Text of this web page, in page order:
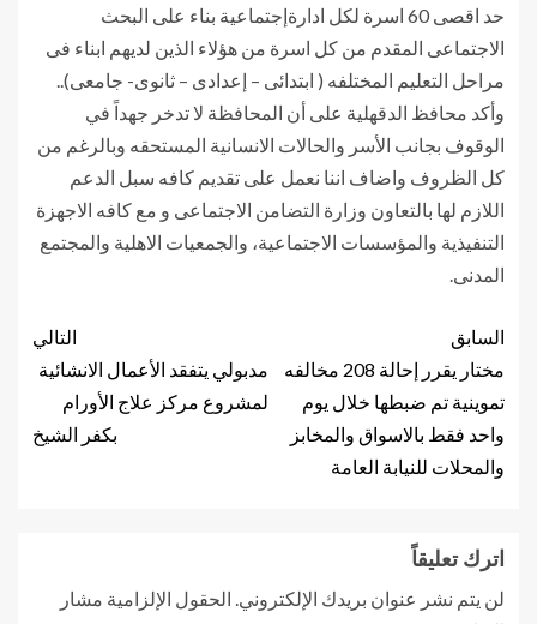
حد اقصى 60 اسرة لكل ادارةإجتماعية بناء على البحث
الاجتماعى المقدم من كل اسرة من هؤلاء الذين لديهم ابناء فى
مراحل التعليم المختلفه ( ابتدائى – إعدادى – ثانوى- جامعى)..
وأكد محافظ الدقهلية على أن المحافظة لا تدخر جهداً في
الوقوف بجانب الأسر والحالات الانسانية المستحقه وبالرغم من
كل الظروف واضاف اننا نعمل على تقديم كافه سبل الدعم
اللازم لها بالتعاون وزارة التضامن الاجتماعى و مع كافه الاجهزة
التنفيذية والمؤسسات الاجتماعية، والجمعيات الاهلية والمجتمع
المدنى.
السابق
مختار يقرر إحالة 208 مخالفه
تموينية تم ضبطها خلال يوم
واحد فقط بالاسواق والمخابز
والمحلات للنيابة العامة
التالي
مدبولي يتفقد الأعمال الانشائية
لمشروع مركز علاج الأورام
بكفر الشيخ
اترك تعليقاً
لن يتم نشر عنوان بريدك الإلكتروني. الحقول الإلزامية مشار